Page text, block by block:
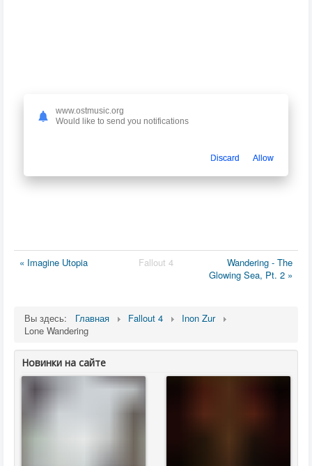
« Imagine Utopia Fallout 4
Wandering - The
Glowing Sea, Pt. 2 »
Вы здесь: Главная Fallout 4
Inon Zur
Lone Wandering
Новинки на сайте
www.ostmusic.org
Would like to send you notifications
Discard Allow